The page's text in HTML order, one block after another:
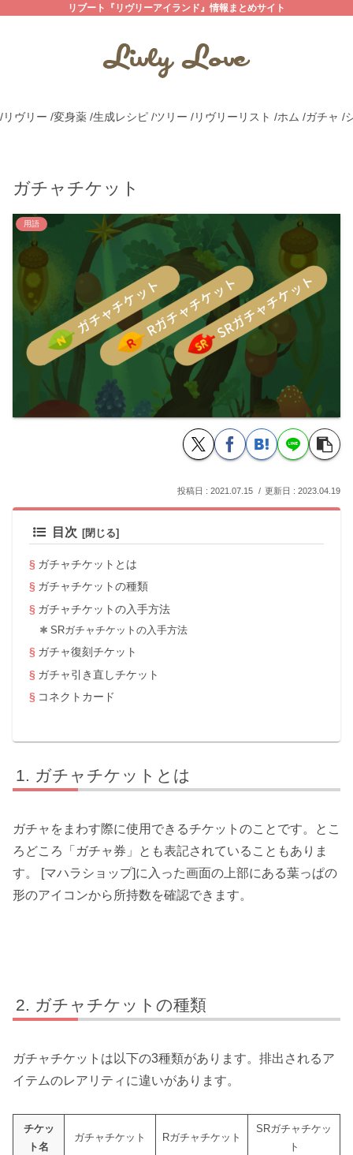
リブート『リヴリーアイランド』情報まとめサイト
/リヴリー /変身薬 /生成レシピ /ツリー /リヴリーリスト /ホム /ガチャ /
ガチャチケット
用語
2021.07.15 2023.04.19
目次
ガチャチケットとは
ガチャチケットの種類
ガチャチケットの入手方法
SRガチャチケットの入手方法
ガチャ復刻チケット
ガチャ引き直しチケット
コネクトカード
ガチャチケットとは
ガチャをまわす際に使用できるチケットのことです。とこ
ろどころ「ガチャ券」とも表記されていることもありま
す。 [マハラショップ]に入った画面の上部にある葉っぱの
形のアイコンから所持数を確認できます。
ガチャチケットの種類
ガチャチケットは以下の3種類があります。排出されるア
イテムのレアリティに違いがあります。
チケッ
ト名
ガチャチケット Rガチャチケット
SRガチャチケッ
ト